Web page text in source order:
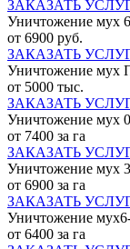
ЗАКАЗАТЬ
Уничтожение мух
от 6900 руб.
ЗАКАЗАТЬ
Уничтожение мух
от 5000 тыс.
ЗАКАЗАТЬ
Уничтожение мух
от 7400 за га
ЗАКАЗАТЬ
Уничтожение мух
от 6900 за га
ЗАКАЗАТЬ
Уничтожение
от 6400 за га